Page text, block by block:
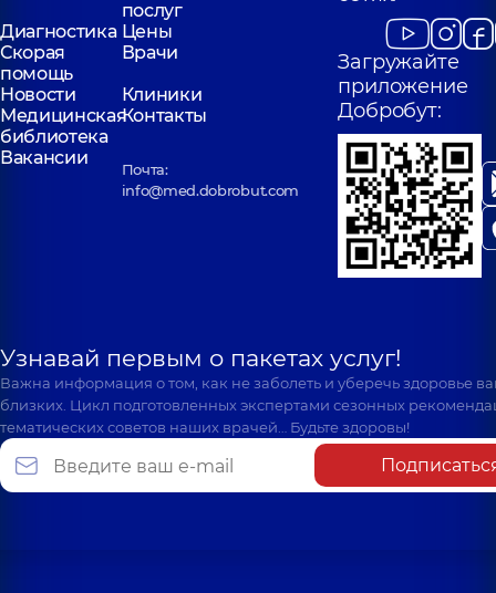
послуг
Диагностика Цены
Скорая
помощь
Врачи
Новости
Клиники
Медицинская
библиотека
Контакты
Вакансии
Почта:
info@med.dobrobut.com
Загружайте
приложение
Добробут:
Узнавай первым о пакетах услуг!
Важна информация о том, как не заболеть и уберечь здоровье
близких. Цикл подготовленных экспертами сезонных
тематических советов наших врачей… Будьте здоровы!